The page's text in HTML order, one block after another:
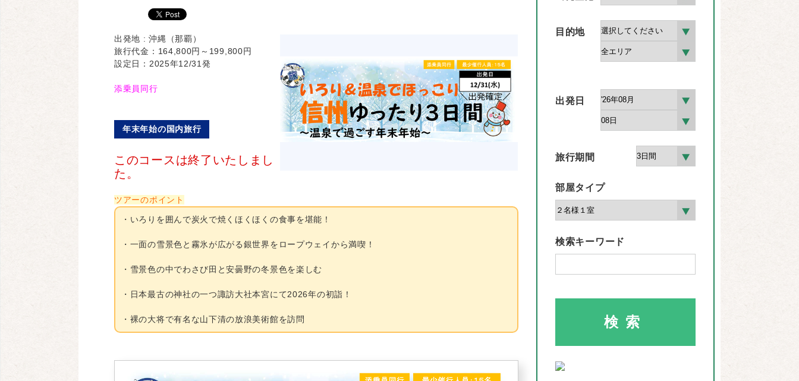
出発地 : 沖縄（那覇）
旅行代金：164,800円～199,800円
設定日：2025年12/31発
添乗員同行
年末年始の国内旅行
このコースは終了いたしまし
た。
ツアーのポイント
・いろりを囲んで炭火で焼くほくほくの食事を堪能！
・一面の雪景色と霧氷が広がる銀世界をロープウェイから満喫！
・雪景色の中でわさび田と安曇野の冬景色を楽しむ
・日本最古の神社の一つ諏訪大社本宮にて2026年の初詣！
・裸の大将で有名な山下清の放浪美術館を訪問
目的地
出発日
旅行期間
部屋タイプ
検索キーワード